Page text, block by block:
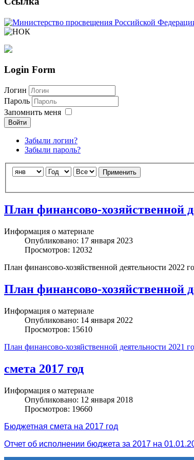
Login Form
Логин
Пароль
Запомнить меня
Войти
Забыли логин?
Забыли пароль?
Скачатьбесплатные шаблоны Joomla
Применить
План финансово-хозяйственной
Информация о материале
Опубликовано: 17 января 2023
Просмотров: 12032
План финансово-хозяйственной деятельности 2022
План финансово-хозяйственной
Информация о материале
Опубликовано: 14 января 2022
Просмотров: 15610
План финансово-хозяйственной деятельности 2021
смета 2017 год
Информация о материале
Опубликовано: 12 января 2018
Просмотров: 19660
Бюджетная смета на 2017 год
Отчет об исполнении бюджета за 2017 на